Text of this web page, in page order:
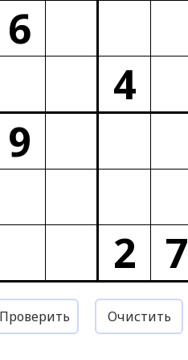
6
4
9
2 7
Проверить Очистить